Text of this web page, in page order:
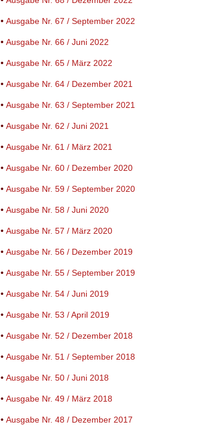
• Ausgabe Nr. 67 / September 2022
• Ausgabe Nr. 66 / Juni 2022
• Ausgabe Nr. 65 / März 2022
• Ausgabe Nr. 64 / Dezember 2021
• Ausgabe Nr. 63 / September 2021
• Ausgabe Nr. 62 / Juni 2021
• Ausgabe Nr. 61 / März 2021
• Ausgabe Nr. 60 / Dezember 2020
• Ausgabe Nr. 59 / September 2020
• Ausgabe Nr. 58 / Juni 2020
• Ausgabe Nr. 57 / März 2020
• Ausgabe Nr. 56 / Dezember 2019
• Ausgabe Nr. 55 / September 2019
• Ausgabe Nr. 54 / Juni 2019
• Ausgabe Nr. 53 / April 2019
• Ausgabe Nr. 52 / Dezember 2018
• Ausgabe Nr. 51 / September 2018
• Ausgabe Nr. 50 / Juni 2018
• Ausgabe Nr. 49 / März 2018
• Ausgabe Nr. 48 / Dezember 2017